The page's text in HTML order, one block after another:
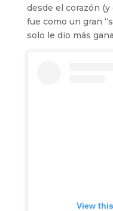
desde el corazón (y
fue como un gran
solo le dio más
View